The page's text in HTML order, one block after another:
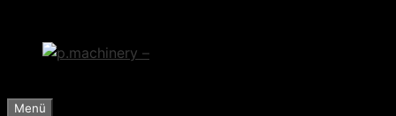
springen
Menü